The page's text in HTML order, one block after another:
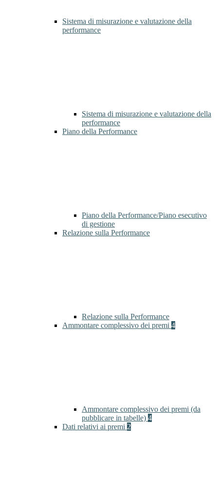
Sistema di misurazione e valutazione della
performance
Sistema di misurazione e valutazione della
performance
Piano della Performance
Piano della Performance/Piano esecutivo
di gestione
Relazione sulla Performance
Relazione sulla Performance
Ammontare complessivo dei premi 4
Ammontare complessivo dei premi (da
pubblicare in tabelle) 4
Dati relativi ai premi 2